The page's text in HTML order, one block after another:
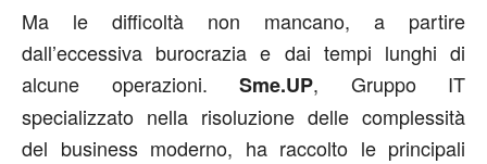
Ma le difficoltà non mancano, a partire
dall’eccessiva burocrazia e dai tempi lunghi di
alcune operazioni. Sme.UP, Gruppo IT
specializzato nella risoluzione delle complessità
del business moderno, ha raccolto le principali